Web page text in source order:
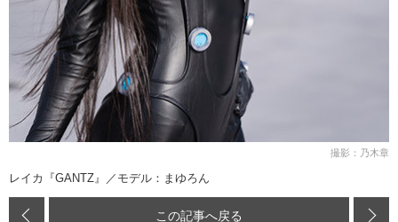
撮影：乃木章
レイカ『GANTZ』／モデル：まゆろん
この記事へ戻る